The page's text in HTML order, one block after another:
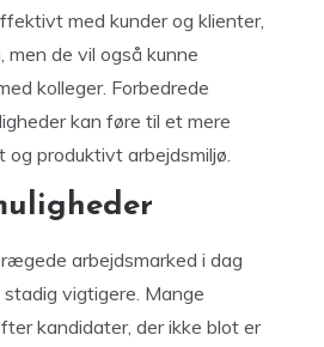
med kunder og klienter,
men de vil også kunne
kolleger. Forbedrede
kan føre til et mere
og produktivt arbejdsmiljø.
arbejdsmarked i dag
vigtigere. Mange
kandidater, der ikke blot er